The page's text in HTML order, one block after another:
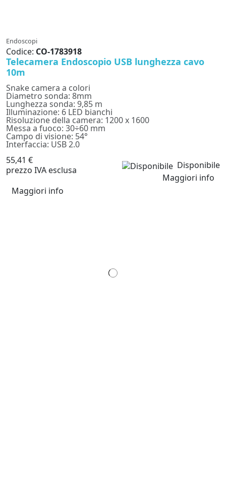
Endoscopi
Codice: CO-1783918
Telecamera Endoscopio USB lunghezza cavo
10m
Snake camera a colori
Diametro sonda: 8mm
Lunghezza sonda: 9,85 m
Illuminazione: 6 LED bianchi
Risoluzione della camera: 1200 x 1600
Messa a fuoco: 30÷60 mm
Campo di visione: 54°
Interfaccia: USB 2.0
55,41 €
prezzo IVA esclusa
Disponibile
Maggiori info
Maggiori info